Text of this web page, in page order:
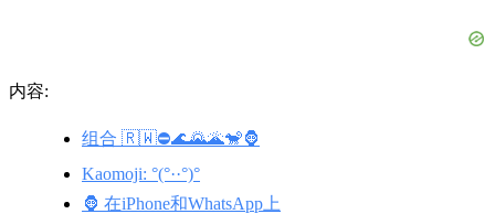
内容:
组合 🇷🇼⛔🌊🌄🌋🐒🦍
Kaomoji: °(°··°)°
🦍 在iPhone和WhatsApp上